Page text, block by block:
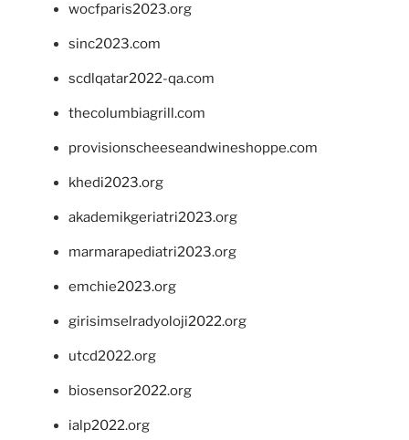
wocfparis2023.org
sinc2023.com
scdlqatar2022-qa.com
thecolumbiagrill.com
provisionscheeseandwineshoppe.com
khedi2023.org
akademikgeriatri2023.org
marmarapediatri2023.org
emchie2023.org
girisimselradyoloji2022.org
utcd2022.org
biosensor2022.org
ialp2022.org